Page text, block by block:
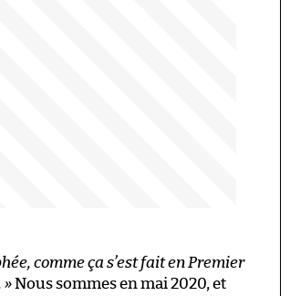
comme ça s’est fait en Premier
»Nous sommes en mai 2020, et